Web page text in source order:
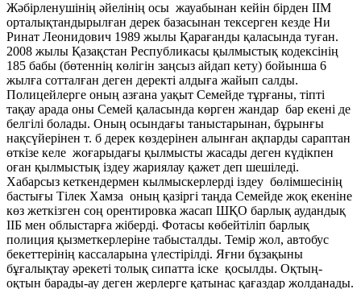
Жәбірленушінің әйелінің осы жауабынан кейін бірден ІІМ
орталықтандырылған дерек базасынан тексерген кезде Ни
Ринат Леонидович 1989 жылы Қарағанды қаласында туған.
2008 жылы Қазақстан Республикасы қылмыстық кодексінің
185 бабы (бөтеннің көлігін заңсыз айдап кету) бойынша 6
жылға сотталған деген деректі алдыға жайып салды.
Полицейлерге оның азғана уақыт Семейде тұрғаны, тіпті
тақау арада оны Семей қаласында көрген жандар бар екені де
белгілі болады. Оның осындағы таныстарынан, бұрынғы
нақсүйерінен т. б дерек көздерінен алынған ақпарды сараптан
өткізе келе жоғарыдағы қылмысты жасады деген күдікпен
оған қылмыстық іздеу жариялау қажет деп шешіледі.
Хабарсыз кеткендермен кылмыскерлерді іздеу бөлімшесінің
бастығы Тілек Хамза оның қазіргі таңда Семейде жоқ екеніне
көз жеткізген соң орентировка жасап ШҚО барлық аудандық
ІІБ мен облыстарға жіберді. Фотасы көбейтіліп барлық
полиция қызметкерлеріне табысталды. Темір жол, автобус
бекеттерінің кассаларына үлестірілді. Яғни бұзақыны
бұғалықтау әрекеті толық сипатта іске қосылды. Оқтың-
оқтын барады-ау деген жерлерге қатынас қағаздар жолданады.